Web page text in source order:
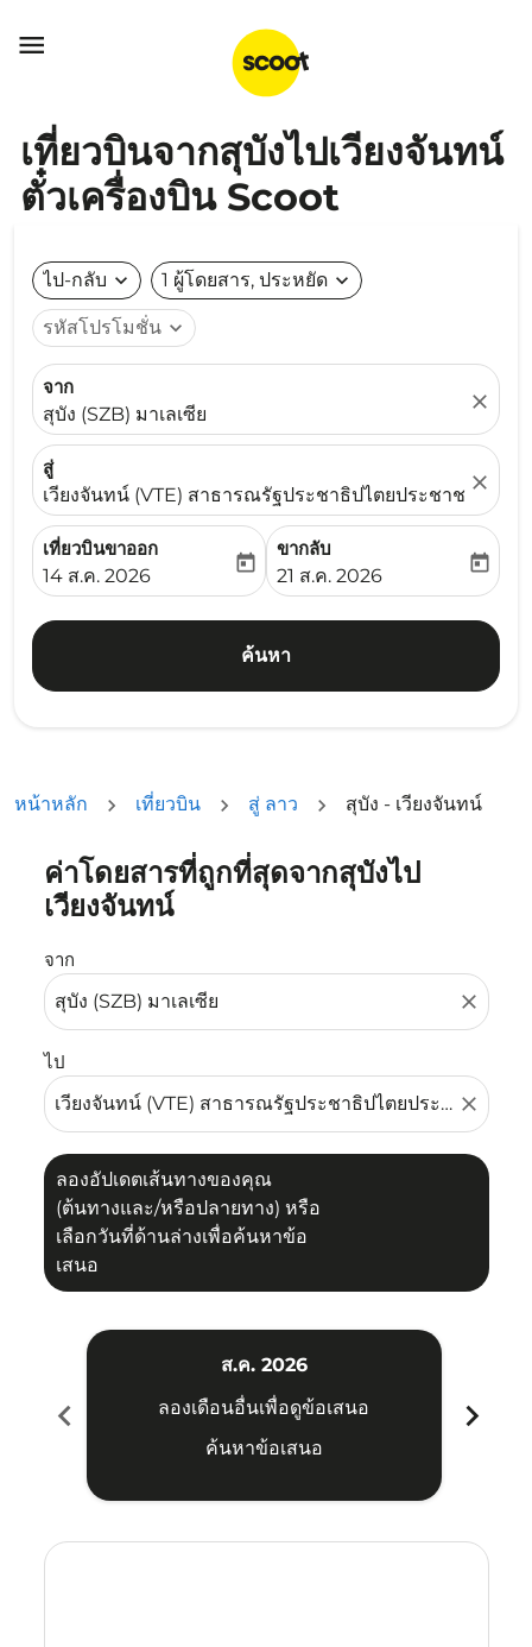

เที่ยวบินจากสุบังไปเวียงจันทน์
ตั๋วเครื่องบิน Scoot
ไป-กลับ expand_more 1 ผู้โดยสาร, ประหยัด expand_more
รหัสโปรโมชั่น expand_more
จาก
สุบัง (SZB) มาเลเซีย
close
สู่
เวียงจันทน์ (VTE) สาธารณรัฐประชาธิปไตยประชาชนลาว
close
เที่ยวบินขาออก
fc-booking-departure-date-aria-label
14 ส.ค. 2026
today
ขากลับ
fc-booking-return-date-
21 ส.ค. 2026
today
ค้นหา
หน้าหลัก เที่ยวบิน สู่ ลาว สุบัง - เวียงจันทน์
ค่าโดยสารที่ถูกที่สุดจากสุบังไป
เวียงจันทน์
จาก
close
ไป
close
ลองอัปเดตเส้นทางของคุณ
(ต้นทางและ/หรือปลายทาง) หรือ
เลือกวันที่ด้านล่างเพื่อค้นหาข้อ
เสนอ
ลองอัปเดตเส้นทางของคุณ (ต้นทางและ/หรือปลายทาง) หรื
chevron_left
ส.ค. 2026
ลองเดือนอื่นเพื่อดูข้อเสนอ
ค้นหาข้อเสนอ
chevron_right